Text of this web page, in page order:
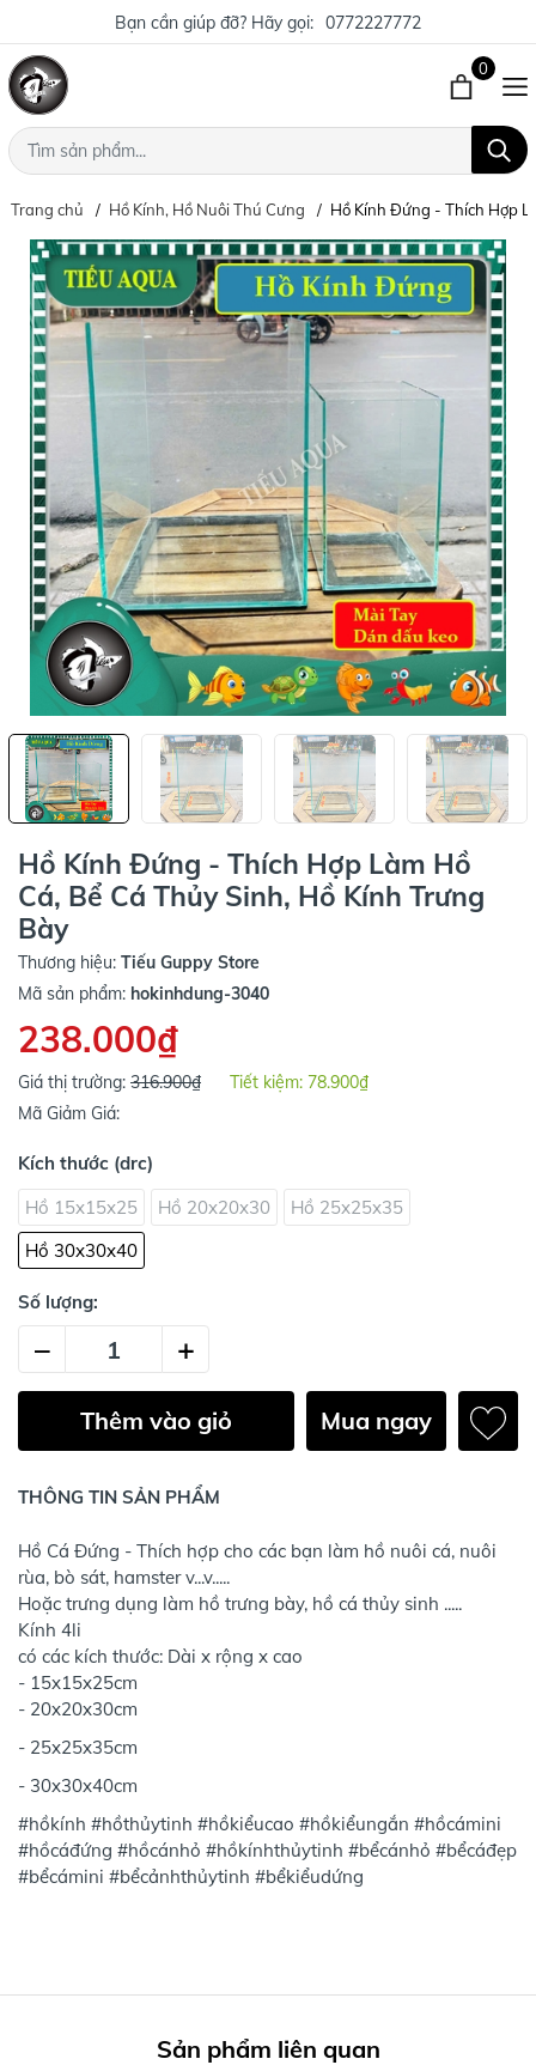
Bạn cần giúp đỡ? Hãy gọi: 0772227772
0
Trang chủ Hồ Kính, Hồ Nuôi Thú Cưng Hồ Kính Đứng - Thích Hợp
Hồ Kính Đứng - Thích Hợp Làm Hồ
Cá, Bể Cá Thủy Sinh, Hồ Kính Trưng
Bày
Thương hiệu: Tiếu Guppy Store
Mã sản phẩm: hokinhdung-3040
238.000₫
Giá thị trường: 316.900₫ Tiết kiệm: 78.900₫
Mã Giảm Giá:
Kích thước (drc)
Hồ 15x15x25
Hồ 20x20x30
Hồ 25x25x35
Hồ 30x30x40
Số lượng:
– +
Thêm vào giỏ Mua ngay
THÔNG TIN SẢN PHẨM
Hồ Cá Đứng - Thích hợp cho các bạn làm hồ nuôi cá, nuôi
rùa, bò sát, hamster v...v.....
Hoặc trưng dụng làm hồ trưng bày, hồ cá thủy sinh .....
Kính 4li
có các kích thước: Dài x rộng x cao
- 15x15x25cm
- 20x20x30cm
- 25x25x35cm
- 30x30x40cm
#hồkính #hồthủytinh #hồkiểucao #hồkiểungắn #hồcámini
#hồcáđứng #hồcánhỏ #hồkínhthủytinh #bểcánhỏ #bểcáđẹp
#bểcámini #bểcảnhthủytinh #bểkiểudứng
Sản phẩm liên quan